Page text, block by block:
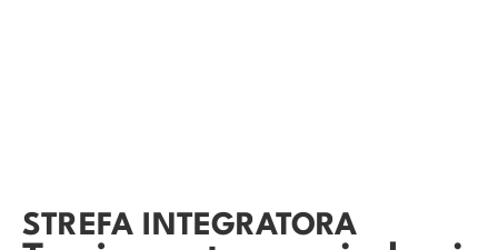
STREFA INTEGRATORA